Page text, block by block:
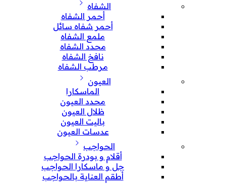
الشفاه
أحمر الشفاه
أحمر شفاه سائل
ملمع الشفاه
محدد الشفاه
نافخ الشفاه
مرطب الشفاه
العيون
الماسكارا
محدد العيون
ظلال العيون
باليت العيون
عدسات العيون
الحواجب
أقلام و بودرة الحواجب
جل و ماسكارا الحواجب
أطقم العناية بالحواجب